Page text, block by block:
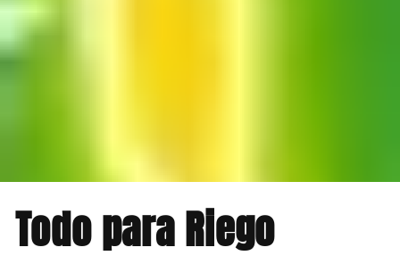
Todo para Riego